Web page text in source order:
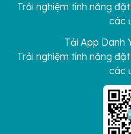
Trải nghiệm tính năng
các
Tải App Danh
Trải nghiệm tính năng
các